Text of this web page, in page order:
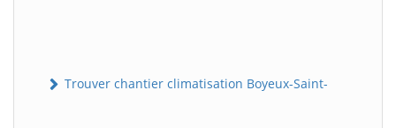
Trouver chantier climatisation Boyeux-Saint-